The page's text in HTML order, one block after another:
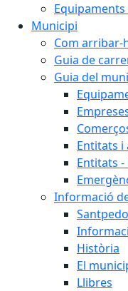
Municipi
Com arribar-
Guia de
Guia del
Entitats i
Entitats -
Informació
Història
El
Llibres